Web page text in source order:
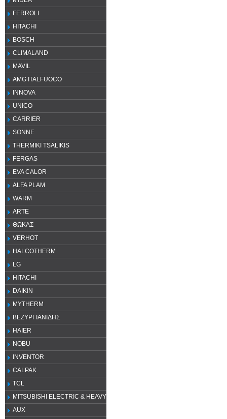
FERROLI
HITACHI
BOSCH
CLIMALAND
MAVIL
AMG ITALFUOCO
INNOVA
UNICO
CARRIER
SONNE
THERMIKI TSALIKIS
FERGAS
EVA CALOR
ALFA PLAM
WARM
ARTE
ΘΩΚΑΣ
VERHOT
HALCOTHERM
LG
HITACHI
DAIKIN
MYTHERM
ΒΕΖΥΡΓΙΑΝΙΔΗΣ
HAIER
NOBU
INVENTOR
CALPAK
TCL
MITSUBISHI ELECTRIC & HEAVY
AUX